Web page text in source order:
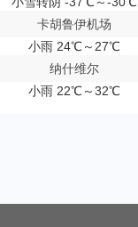
卡胡鲁伊机场
小雨 24℃～27℃
纳什维尔
小雨 22℃～32℃